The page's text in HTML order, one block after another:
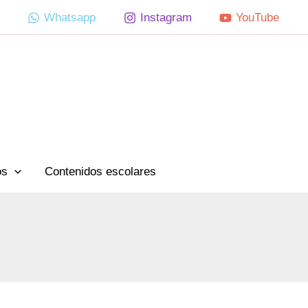
Whatsapp Instagram YouTube
Contenidos escolares